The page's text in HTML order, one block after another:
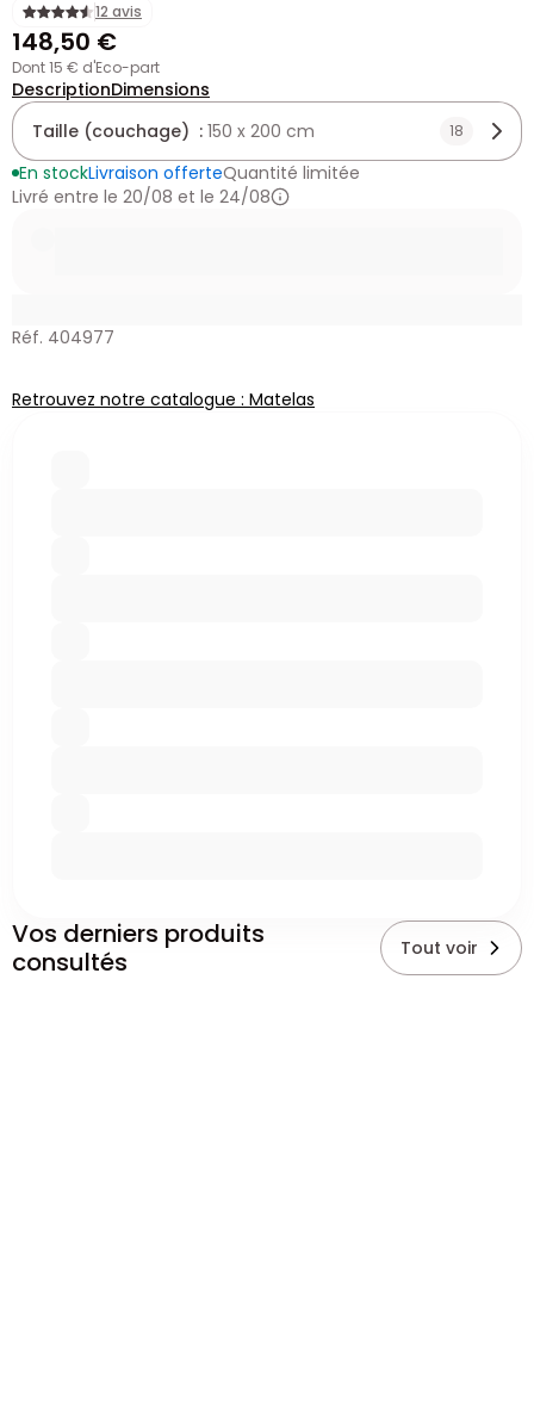
12 avis
148,50 €
dont 15 € d'Eco-part
DescriptionDimensions
Taille (couchage) : 150 x 200 cm 18
En stockLivraison offerteQuantité limitée
Livré entre le 20/08 et le 24/08
Réf. 404977
Retrouvez notre catalogue : Matelas
Vos derniers produits
consultés
Tout voir